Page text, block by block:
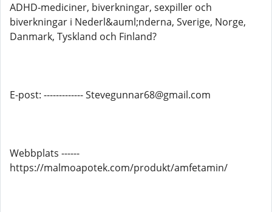
ADHD-mediciner, biverkningar, sexpiller och
biverkningar i Nederl&auml;nderna, Sverige, Norge,
Danmark, Tyskland och Finland?
E-post: ------------- Stevegunnar68@gmail.com
Webbplats ------
https://malmoapotek.com/produkt/amfetamin/